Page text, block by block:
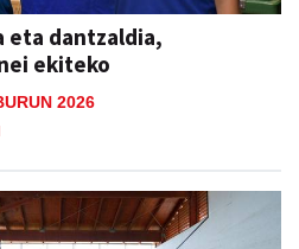
eta dantzaldia,
ekiteko
2026